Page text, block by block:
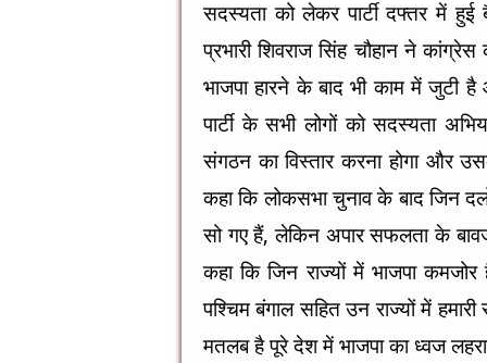
e
b
o
o
k
tt
er
ai
l
se
n
g
er
at
sA
p
p
सदस्यता को लेकर पार्टी दफ्तर में
प्रभारी शिवराज सिंह चौहान ने
भाजपा हारने के बाद भी काम में जुटी
पार्टी के सभी लोगों को सदस्यता
संगठन का विस्तार करना होगा और
कहा कि लोकसभा चुनाव के बाद जिन
सो गए हैं, लेकिन अपार सफलता के
कहा कि जिन राज्यों में भाजपा
पश्चिम बंगाल सहित उन राज्यों में
मतलब है पूरे देश में भाजपा का ध्वज